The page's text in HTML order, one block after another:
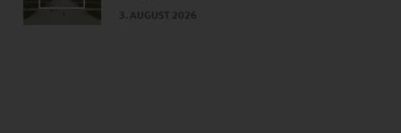
3. AUGUST 2026